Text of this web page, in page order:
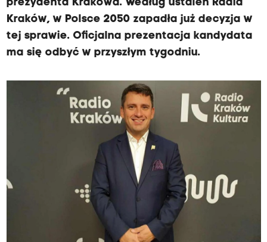
prezydenta Krakowa. Według ustaleń Radia
Kraków, w Polsce 2050 zapadła już decyzja w
tej sprawie. Oficjalna prezentacja kandydata
ma się odbyć w przyszłym tygodniu.